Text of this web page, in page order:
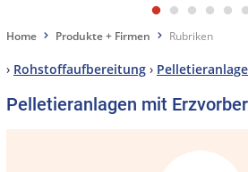
Home Produkte + Firmen Rubriken
› Rohstoffaufbereitung ›
Pelletieranlagen mit